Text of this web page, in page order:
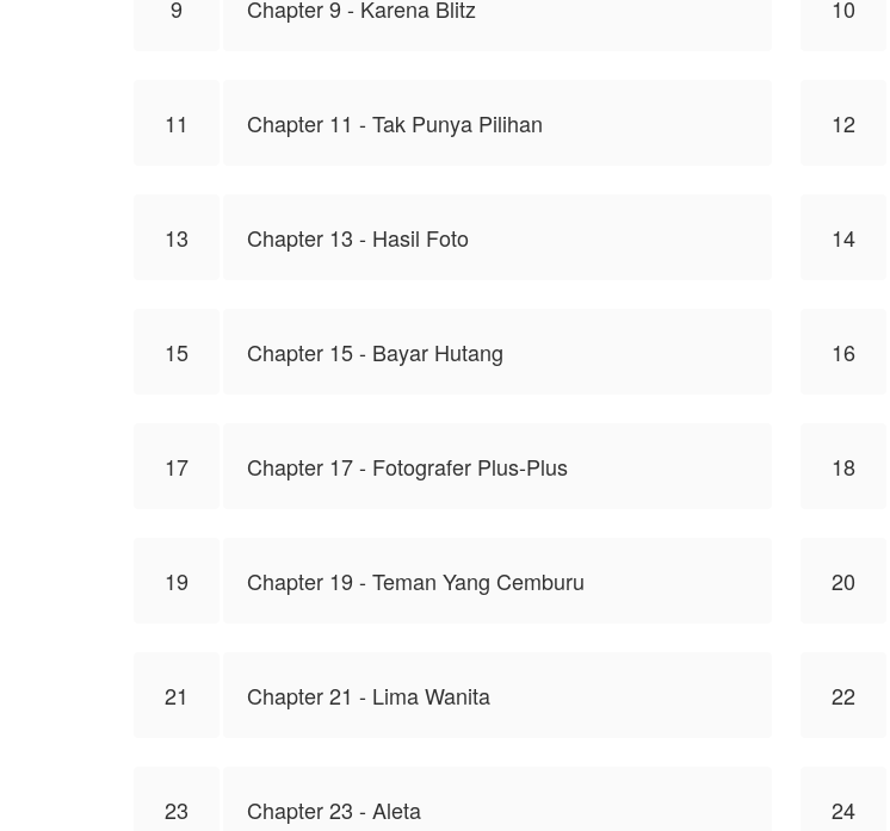
9 Chapter 9 - Karena Blitz 10
11 Chapter 11 - Tak Punya Pilihan 12
13 Chapter 13 - Hasil Foto 14
15 Chapter 15 - Bayar Hutang 16
17 Chapter 17 - Fotografer Plus-Plus 18
19 Chapter 19 - Teman Yang Cemburu 20
21 Chapter 21 - Lima Wanita 22
23 Chapter 23 - Aleta 24